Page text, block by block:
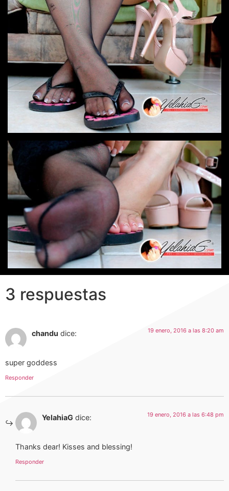
3 respuestas
chandu dice: 19 enero, 2016 a las 8:20 am
super goddess
Responder
YelahiaG dice: 19 enero, 2016 a las 6:48 pm
Thanks dear! Kisses and blessing!
Responder